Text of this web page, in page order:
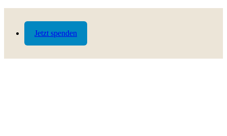
Jetzt spenden